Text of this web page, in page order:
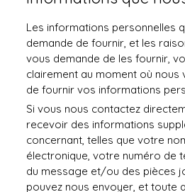
Les informations personnelles
demande de fournir, et les
vous demande de les fournir,
clairement au moment où nous
de fournir vos informations
Si vous nous contactez
recevoir des informations
concernant, telles que votre
électronique, votre numéro de
du message et/ou des pièces
pouvez nous envoyer, et toute